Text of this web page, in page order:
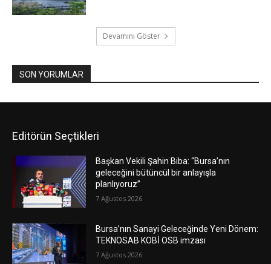
Devamını Göster
SON YORUMLAR
Editörün Seçtikleri
Başkan Vekili Şahin Biba: “Bursa’nın
geleceğini bütüncül bir anlayışla
planlıyoruz”
7 Ağustos 2026
Bursa’nın Sanayi Geleceğinde Yeni Dönem:
TEKNOSAB KOBİ OSB imzası
7 Ağustos 2026